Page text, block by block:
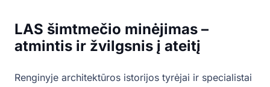
LAS šimtmečio minėjimas –
atmintis ir žvilgsnis į ateitį
Renginyje architektūros istorijos tyrėjai ir specialistai